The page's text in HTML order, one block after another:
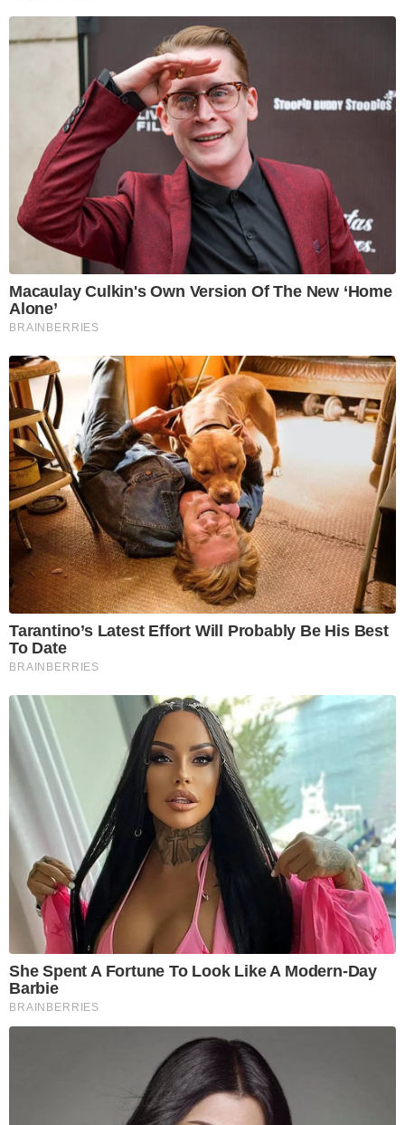
Macaulay Culkin's Own Version Of The New ‘Home
Alone’
BRAINBERRIES
Tarantino’s Latest Effort Will Probably Be His Best
To Date
BRAINBERRIES
She Spent A Fortune To Look Like A Modern-Day
Barbie
BRAINBERRIES